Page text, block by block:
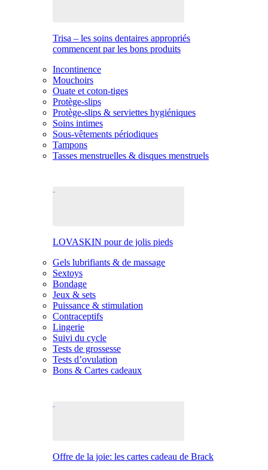
Trisa – les soins dentaires appropriés
commencent par les bons produits
Incontinence
Mouchoirs
Ouate et coton-tiges
Protège-slips
Protège-slips & serviettes hygiéniques
Soins intimes
Sous-vêtements périodiques
Tampons
Tasses menstruelles & disques menstruels
LOVASKIN pour de jolis pieds
Gels lubrifiants & de massage
Sextoys
Bondage
Jeux & sets
Puissance & stimulation
Contraceptifs
Lingerie
Suivi du cycle
Tests de grossesse
Tests d’ovulation
Bons & Cartes cadeaux
Offre de la joie: les cartes cadeau de Brack